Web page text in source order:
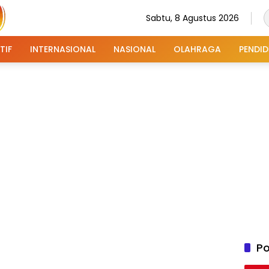
Sabtu, 8 Agustus 2026
INTERNASIONAL NASIONAL OLAHRAGA